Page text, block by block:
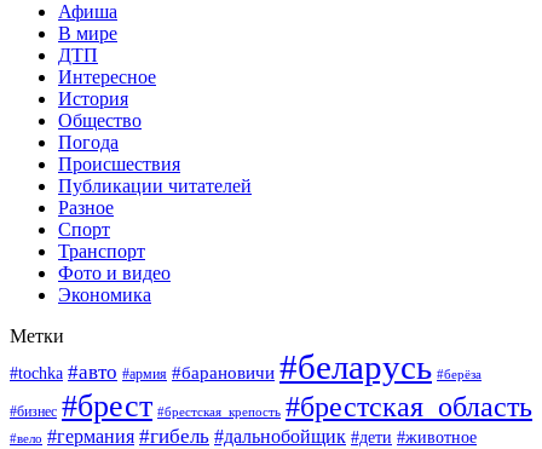
Афиша
В мире
ДТП
Интересное
История
Общество
Погода
Происшествия
Публикации читателей
Разное
Спорт
Транспорт
Фото и видео
Экономика
Метки
#tochka #авто #армия #барановичи #беларусь #берёза
#бизнес #брест #брестская_крепость #брестская_область
#вело #германия #гибель #дальнобойщик #дети #животное